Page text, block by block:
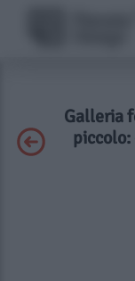
Galleria